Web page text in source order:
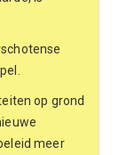
op grond
meer